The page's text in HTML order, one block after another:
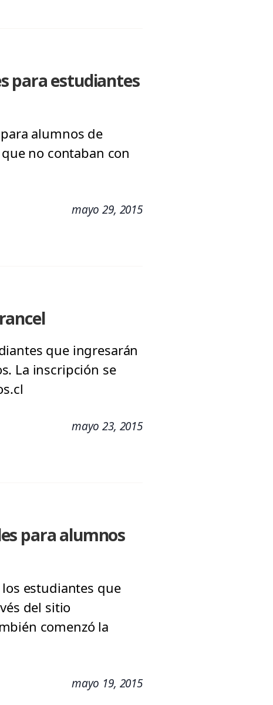
para estudiantes
alumnos de
no contaban con
mayo 29, 2015
que ingresarán
La inscripción se
mayo 23, 2015
para alumnos
estudiantes que
del sitio
comenzó la
mayo 19, 2015